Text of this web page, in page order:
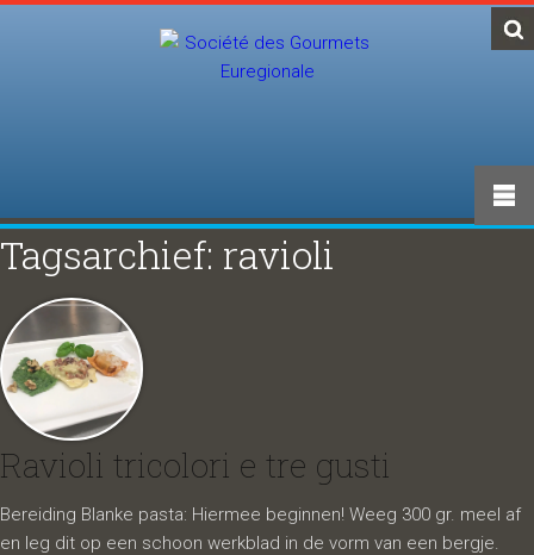
Tagsarchief: ravioli
Ravioli tricolori e tre gusti
Bereiding Blanke pasta: Hiermee beginnen! Weeg 300 gr. meel af
en leg dit op een schoon werkblad in de vorm van een bergje.